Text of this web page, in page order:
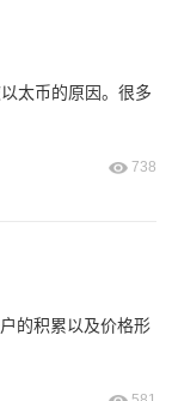
太币的原因。很多
738
的积累以及价格形